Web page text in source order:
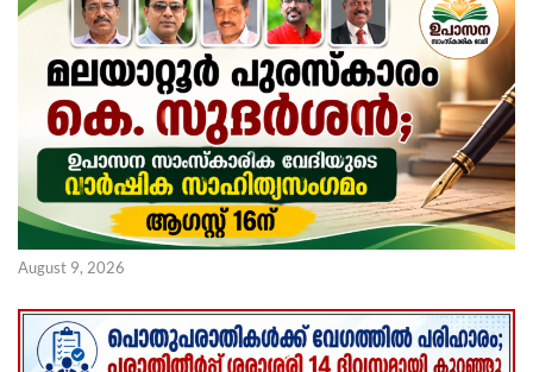
August 9, 2026